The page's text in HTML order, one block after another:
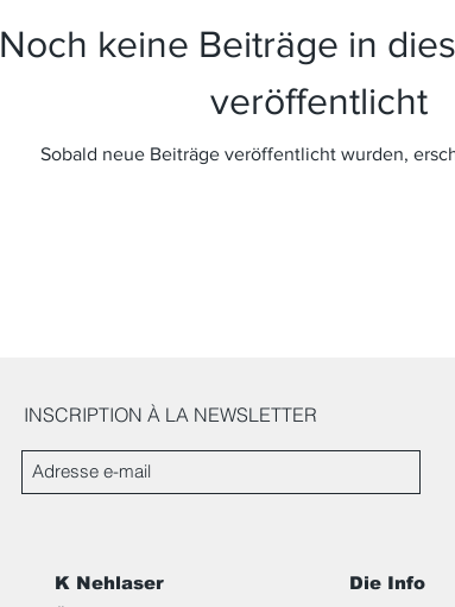
Noch keine Beiträge in
veröffentlicht
Sobald neue Beiträge veröffentlicht wurden,
INSCRIPTION À LA NEWSLETTER
K Nehlaser
Die Info